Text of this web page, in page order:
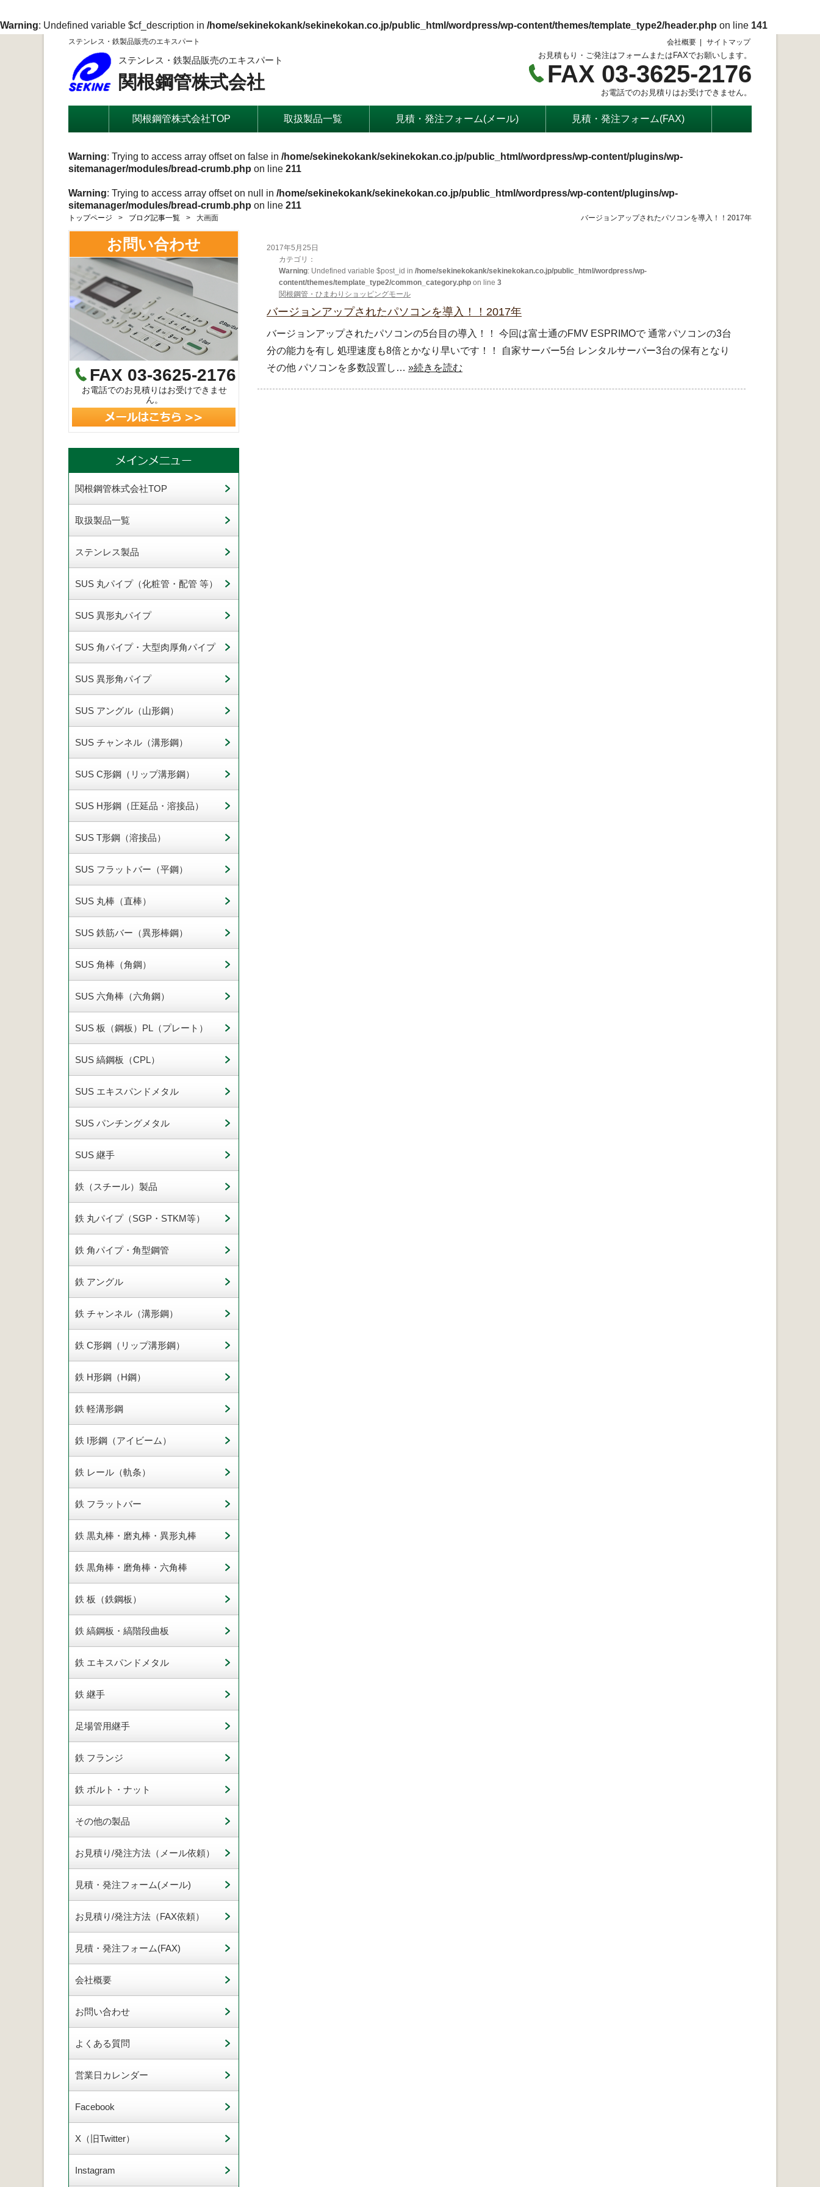
Warning: Undefined variable $cf_description in /home/sekinekokank/sekinekokan.co.jp/public_html/wordpress/wp-content/themes/template_type2/header.php on line 141
ステンレス・鉄製品販売のエキスパート 会社概要 サイトマップ
ステンレス・鉄製品販売のエキスパート
関根鋼管株式会社
お見積もり・ご発注はフォームまたはFAXでお願いします。
FAX 03-3625-2176
お電話でのお見積りはお受けできません。
関根鋼管株式会社TOP 取扱製品一覧 見積・発注フォーム(メール) 見積・発注フォーム(FAX)
Warning: Trying to access array offset on false in /home/sekinekokank/sekinekokan.co.jp/public_html/wordpress/wp-content/plugins/wp-
sitemanager/modules/bread-crumb.php on line 211
Warning: Trying to access array offset on null in /home/sekinekokank/sekinekokan.co.jp/public_html/wordpress/wp-content/plugins/wp-
sitemanager/modules/bread-crumb.php on line 211
トップページ ブログ記事一覧 大画面 バージョンアップされたパソコンを導入！！2017年
2017年5月25日
カテゴリ：
Warning: Undefined variable $post_id in /home/sekinekokank/sekinekokan.co.jp/public_html/wordpress/wp-
content/themes/template_type2/common_category.php on line 3
関根鋼管・ひまわりショッピングモール
バージョンアップされたパソコンを導入！！2017年
バージョンアップされたパソコンの5台目の導入！！ 今回は富士通のFMV ESPRIMOで 通常パソコンの3台
分の能力を有し 処理速度も8倍とかなり早いです！！ 自家サーバー5台 レンタルサーバー3台の保有となり
その他 パソコンを多数設置し… »続きを読む
お問い合わせ
FAX 03-3625-2176
お電話でのお見積りはお受けできませ
ん。
関根鋼管株式会社TOP
取扱製品一覧
ステンレス製品
SUS 丸パイプ（化粧管・配管 等）
SUS 異形丸パイプ
SUS 角パイプ・大型肉厚角パイプ
SUS 異形角パイプ
SUS アングル（山形鋼）
SUS チャンネル（溝形鋼）
SUS C形鋼（リップ溝形鋼）
SUS H形鋼（圧延品・溶接品）
SUS T形鋼（溶接品）
SUS フラットバー（平鋼）
SUS 丸棒（直棒）
SUS 鉄筋バー（異形棒鋼）
SUS 角棒（角鋼）
SUS 六角棒（六角鋼）
SUS 板（鋼板）PL（プレート）
SUS 縞鋼板（CPL）
SUS エキスパンドメタル
SUS パンチングメタル
SUS 継手
鉄（スチール）製品
鉄 丸パイプ（SGP・STKM等）
鉄 角パイプ・角型鋼管
鉄 アングル
鉄 チャンネル（溝形鋼）
鉄 C形鋼（リップ溝形鋼）
鉄 H形鋼（H鋼）
鉄 軽溝形鋼
鉄 I形鋼（アイビーム）
鉄 レール（軌条）
鉄 フラットバー
鉄 黒丸棒・磨丸棒・異形丸棒
鉄 黒角棒・磨角棒・六角棒
鉄 板（鉄鋼板）
鉄 縞鋼板・縞階段曲板
鉄 エキスパンドメタル
鉄 継手
足場管用継手
鉄 フランジ
鉄 ボルト・ナット
その他の製品
お見積り/発注方法（メール依頼）
見積・発注フォーム(メール)
お見積り/発注方法（FAX依頼）
見積・発注フォーム(FAX)
会社概要
お問い合わせ
よくある質問
営業日カレンダー
Facebook
X（旧Twitter）
Instagram